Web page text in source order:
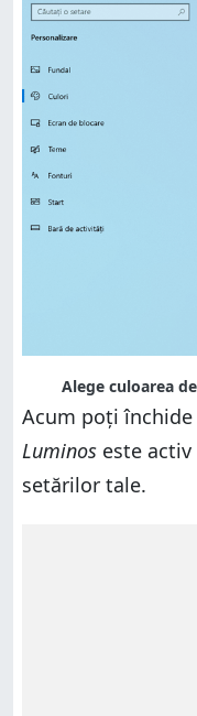
Alege culoarea
Acum poți
Luminos este
setărilor tale.